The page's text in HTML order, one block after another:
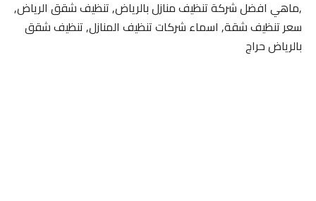
,ماهي افضل شركة تنظيف منازل بالرياض, تنظيف شقق الرياض,
سعر تنظيف شقة, اسماء شركات تنظيف المنازل, تنظيف شقق
بالرياض حراج